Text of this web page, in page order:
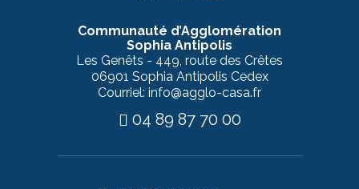
Communauté d’Agglomération
Sophia Antipolis
Les Genêts - 449, route des Crêtes
06901 Sophia Antipolis Cedex
Courriel: info@agglo-casa.fr
04 89 87 70 00